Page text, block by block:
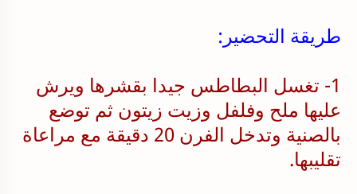
طريقة التحضير:
1- تغسل البطاطس جيدا بقشرها ويرش
عليها ملح وفلفل وزيت زيتون ثم توضع
بالصنية وتدخل الفرن 20 دقيقة مع مراعاة
تقليبها.